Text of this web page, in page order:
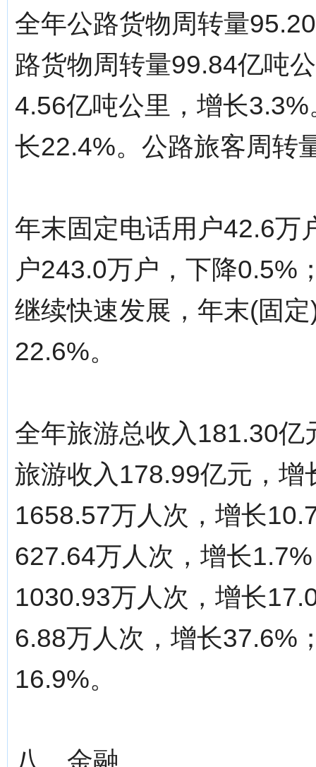
全年公路货物周转量
路货物周转量99.84亿吨
4.56亿吨公里，增长
长22.4%。公路旅客周转
年末固定电话用户42.6万
户243.0万户，下降0.5%
继续快速发展，年末(固
22.6%。
全年旅游总收入181.30
旅游收入178.99亿元，
1658.57万人次，增长
627.64万人次，增长
1030.93万人次，增长
6.88万人次，增长37.6%
16.9%。
八、金融